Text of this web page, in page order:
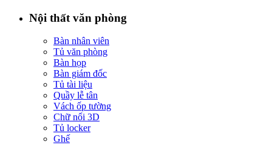
Nội thất văn phòng
Bàn nhân viên
Tủ văn phòng
Bàn họp
Bàn giám đốc
Tủ tài liệu
Quầy lễ tân
Vách ốp tường
Chữ nổi 3D
Tủ locker
Ghế